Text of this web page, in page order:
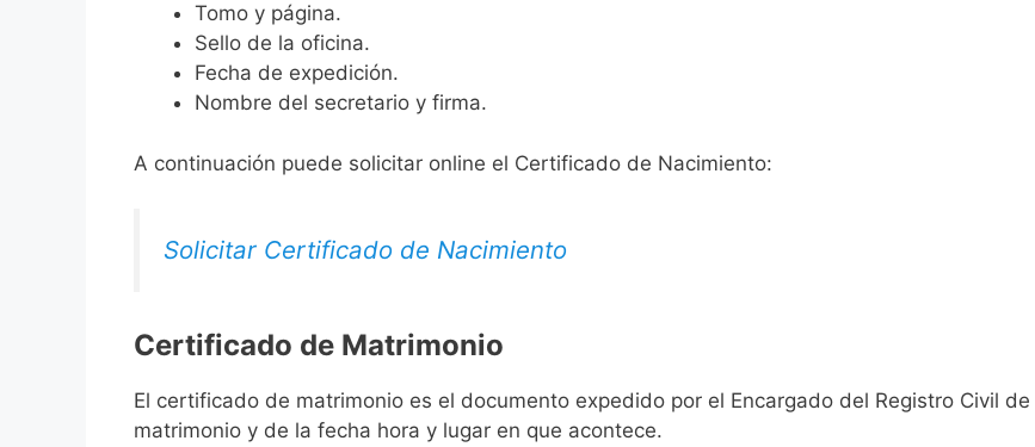
Tomo y página.
Sello de la oficina.
Fecha de expedición.
Nombre del secretario y firma.
A continuación puede solicitar online el Certificado de Nacimiento:
Solicitar Certificado de Nacimiento
Certificado de Matrimonio
El certificado de matrimonio es el documento expedido por el Encargado del Registro Civil
matrimonio y de la fecha hora y lugar en que acontece.